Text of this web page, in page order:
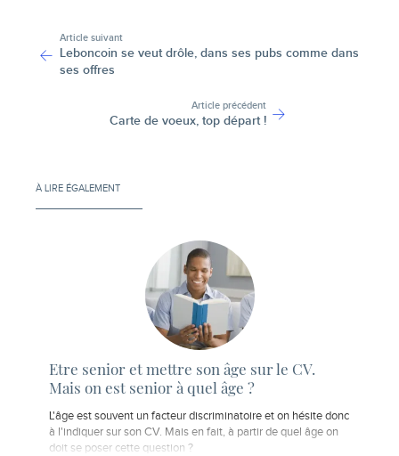
Article suivant
Leboncoin se veut drôle, dans ses pubs comme dans
ses offres
Article précédent
Carte de voeux, top départ !
À LIRE ÉGALEMENT
Etre senior et mettre son âge sur le CV.
Mais on est senior à quel âge ?
L'âge est souvent un facteur discriminatoire et on hésite donc
à l'indiquer sur son CV. Mais en fait, à partir de quel âge on
doit se poser cette question ?